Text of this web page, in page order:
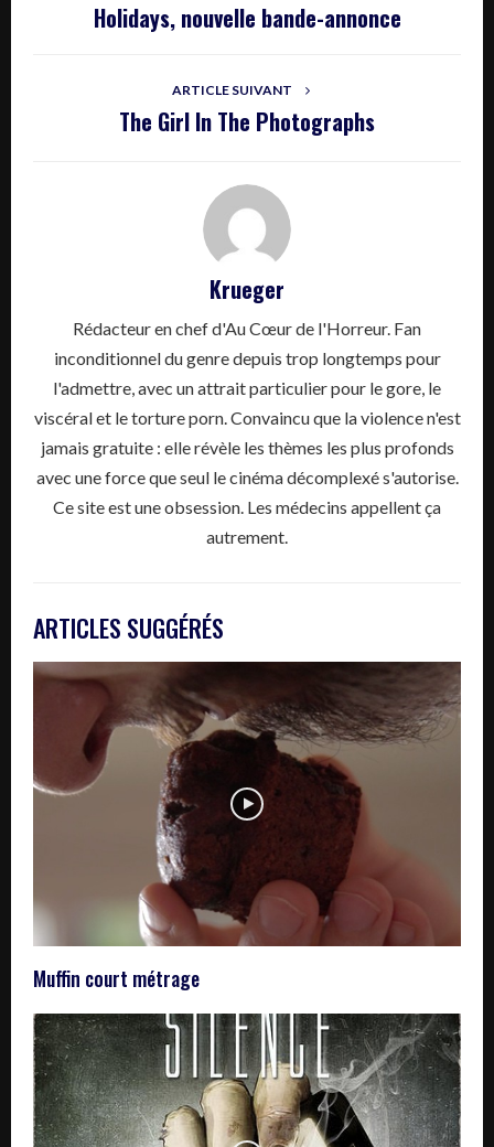
Holidays, nouvelle bande-annonce
ARTICLE SUIVANT
The Girl In The Photographs
Krueger
Rédacteur en chef d'Au Cœur de l'Horreur. Fan
inconditionnel du genre depuis trop longtemps pour
l'admettre, avec un attrait particulier pour le gore, le
viscéral et le torture porn. Convaincu que la violence n'est
jamais gratuite : elle révèle les thèmes les plus profonds
avec une force que seul le cinéma décomplexé s'autorise.
Ce site est une obsession. Les médecins appellent ça
autrement.
ARTICLES SUGGÉRÉS
Muffin court métrage